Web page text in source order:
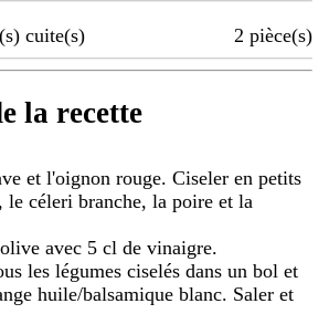
cuite(s) 2 pièce(s)
la recette
et l'oignon rouge. Ciseler en petits
le céleri branche, la poire et la
avec 5 cl de vinaigre.
les légumes ciselés dans un bol et
huile/balsamique blanc. Saler et